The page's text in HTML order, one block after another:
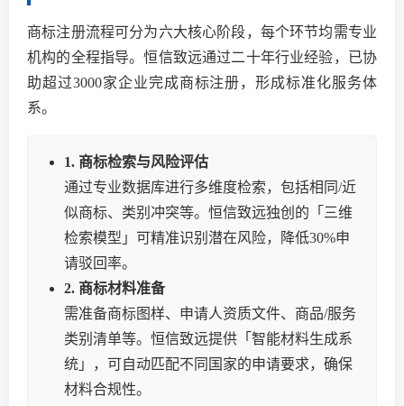
商标注册流程可分为六大核心阶段，每个环节均需专业
机构的全程指导。恒信致远通过二十年行业经验，已协
助超过3000家企业完成商标注册，形成标准化服务体
系。
1. 商标检索与风险评估
通过专业数据库进行多维度检索，包括相同/近
似商标、类别冲突等。恒信致远独创的「三维
检索模型」可精准识别潜在风险，降低30%申
请驳回率。
2. 商标材料准备
需准备商标图样、申请人资质文件、商品/服务
类别清单等。恒信致远提供「智能材料生成系
统」，可自动匹配不同国家的申请要求，确保
材料合规性。